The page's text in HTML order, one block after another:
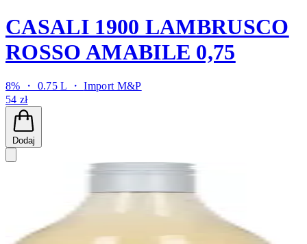
CASALI 1900 LAMBRUSCO
ROSSO AMABILE 0,75
8% ・ 0.75 L ・Import M&P
54 zł
Dodaj